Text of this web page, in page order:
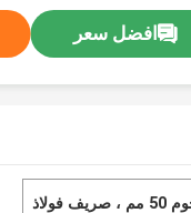
افضل سعر
صريف فولاذي ملحوم 50 مم ، صريف فولاذ